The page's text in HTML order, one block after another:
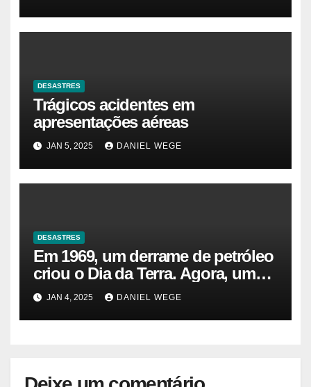
DESASTRES
Trágicos acidentes em
apresentações aéreas
JAN 5, 2025 DANIEL WEGE
DESASTRES
Em 1969, um derrame de petróleo
criou o Dia da Terra. Agora, um
gasoduto pode reabrir |
JAN 4, 2025 DANIEL WEGE